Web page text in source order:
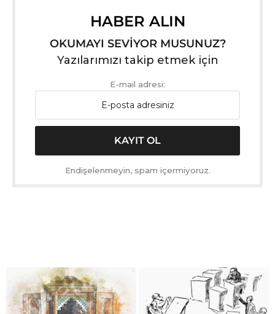
HABER ALIN
OKUMAYI SEVİYOR MUSUNUZ?
Yazılarımızı takip etmek için
E-mail adresi:
Endişelenmeyin, spam içermiyoruz.